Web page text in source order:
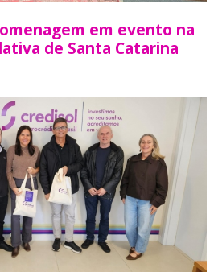
em evento na
de Santa Catarina